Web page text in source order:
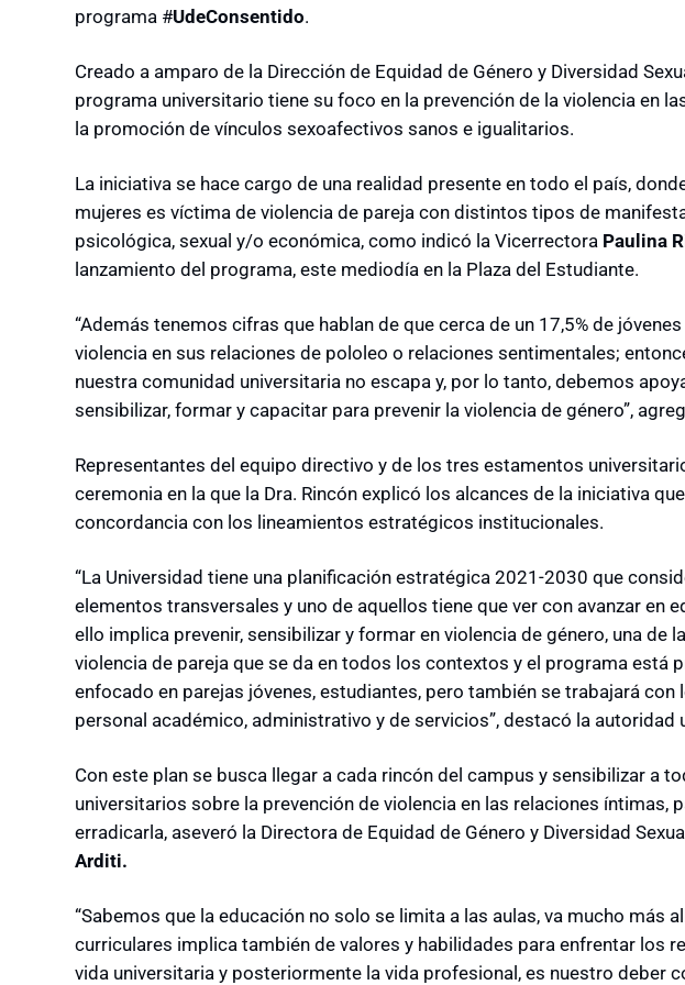
programa #UdeConsentido.
Creado a amparo de la Dirección de Equidad de Género y Diversidad
programa universitario tiene su foco en la prevención de la violencia en
la promoción de vínculos sexoafectivos sanos e igualitarios.
La iniciativa se hace cargo de una realidad presente en todo el país,
mujeres es víctima de violencia de pareja con distintos tipos de
psicológica, sexual y/o económica, como indicó la Vicerrectora Paulina
lanzamiento del programa, este mediodía en la Plaza del Estudiante.
“Además tenemos cifras que hablan de que cerca de un 17,5% de
violencia en sus relaciones de pololeo o relaciones sentimentales;
nuestra comunidad universitaria no escapa y, por lo tanto, debemos
sensibilizar, formar y capacitar para prevenir la violencia de género”,
Representantes del equipo directivo y de los tres estamentos
ceremonia en la que la Dra. Rincón explicó los alcances de la iniciativa
concordancia con los lineamientos estratégicos institucionales.
“La Universidad tiene una planificación estratégica 2021-2030 que
elementos transversales y uno de aquellos tiene que ver con avanzar en
ello implica prevenir, sensibilizar y formar en violencia de género, una de
violencia de pareja que se da en todos los contextos y el programa está
enfocado en parejas jóvenes, estudiantes, pero también se trabajará
personal académico, administrativo y de servicios”, destacó la autoridad
Con este plan se busca llegar a cada rincón del campus y sensibilizar a
universitarios sobre la prevención de violencia en las relaciones íntimas,
erradicarla, aseveró la Directora de Equidad de Género y Diversidad
Arditi.
“Sabemos que la educación no solo se limita a las aulas, va mucho más
curriculares implica también de valores y habilidades para enfrentar los
vida universitaria y posteriormente la vida profesional, es nuestro deber